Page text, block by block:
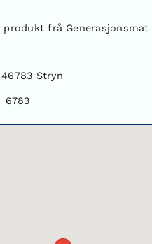
produkt frå Generasjonsmat
Stryn
6783